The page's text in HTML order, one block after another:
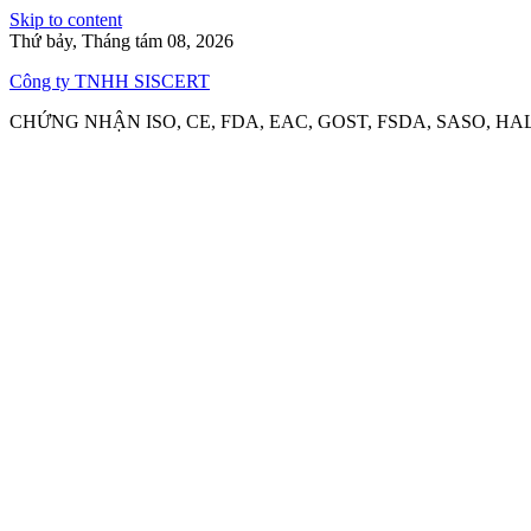
Skip to content
Thứ bảy, Tháng tám 08, 2026
Công ty TNHH SISCERT
CHỨNG NHẬN ISO, CE, FDA, EAC, GOST, FSDA, SASO,